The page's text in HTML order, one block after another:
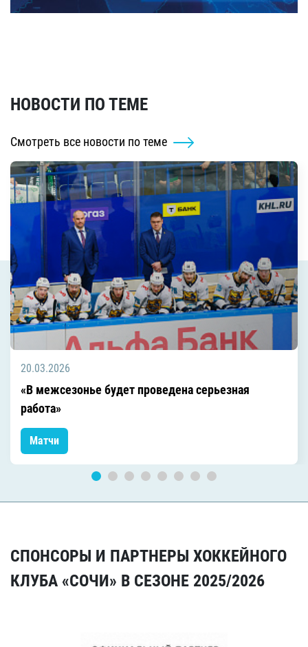
НОВОСТИ ПО ТЕМЕ
Смотреть все новости по теме
20.03.2026
«В межсезонье будет проведена серьезная
работа»
Матчи
СПОНСОРЫ И ПАРТНЕРЫ ХОККЕЙНОГО
КЛУБА «СОЧИ» В СЕЗОНЕ 2025/2026